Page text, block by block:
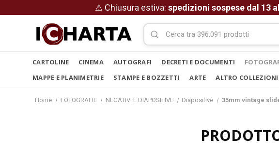
⚠ Chiusura estiva: spedizioni sospese dal 13
CARTOLINE CINEMA AUTOGRAFI DECRETI E DOCUMENTI
MAPPE E PLANIMETRIE
STAMPE E BOZZETTI ARTE ALTRO
Home FOTOGRAFIE NEGATIVI E DIAPOSITIVE Diapositive 35mm vintage